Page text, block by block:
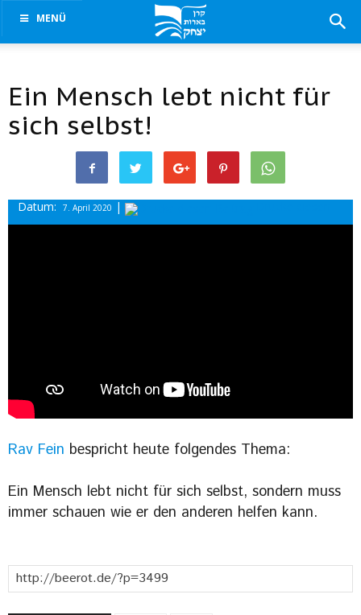
MENÜ
Ein Mensch lebt nicht für
sich selbst!
Datum: 7. April 2020 |
Rav Fein bespricht heute folgendes Thema:
Ein Mensch lebt nicht für sich selbst, sondern muss
immer schauen wie er den anderen helfen kann.